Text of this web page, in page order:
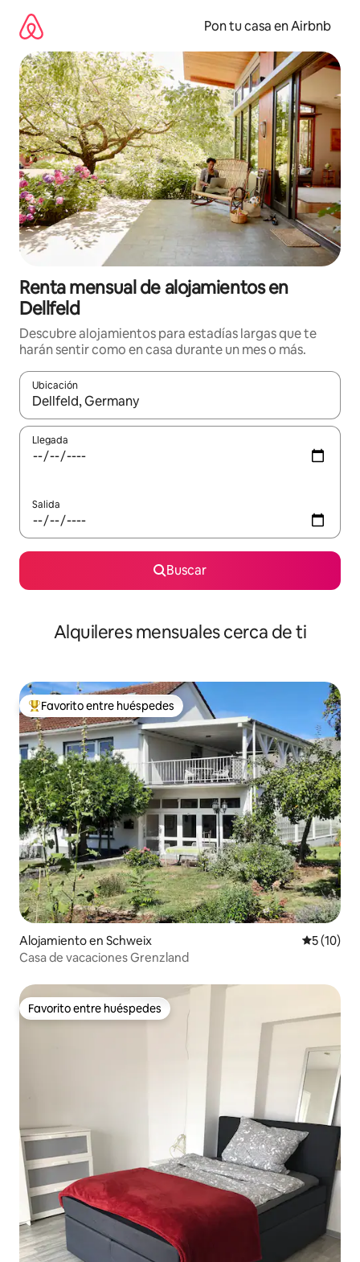
contenido
Pon tu casa en Airbnb
Renta mensual de alojamientos en
Dellfeld
Descubre alojamientos para estadías largas que te
harán sentir como en casa durante un mes o más.
Ubicación
Cuando los resultados estén disponibles, navega con las
Llegada
Salida
Buscar
Alquileres mensuales cerca de ti
Favorito entre huéspedes preferido
Favorito entre huéspedes
Alojamiento en Schweix
5 (10)
Casa de vacaciones Grenzland
Favorito entre huéspedes
Favorito entre huéspedes